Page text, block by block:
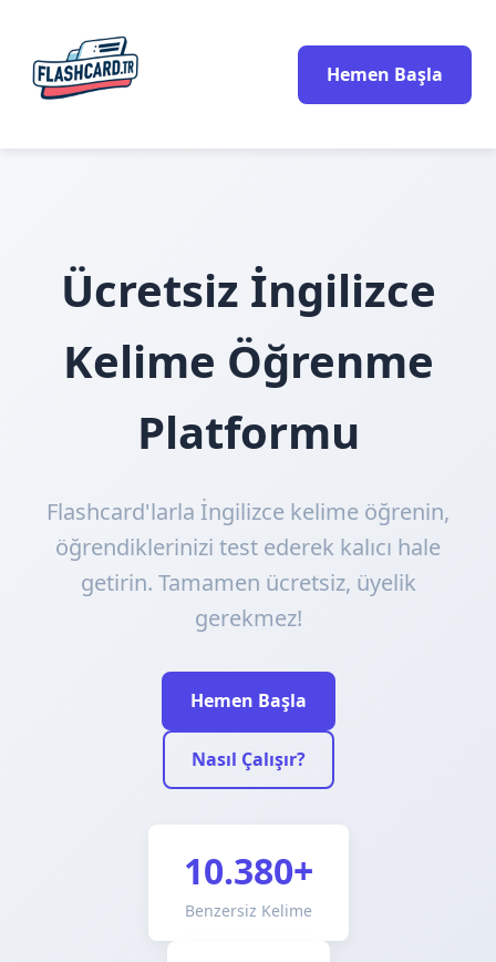
Hemen Başla
Ücretsiz İngilizce
Kelime Öğrenme
Platformu
Flashcard'larla İngilizce kelime öğrenin,
öğrendiklerinizi test ederek kalıcı hale
getirin. Tamamen ücretsiz, üyelik
gerekmez!
Hemen Başla
Nasıl Çalışır?
10.380+
Benzersiz Kelime